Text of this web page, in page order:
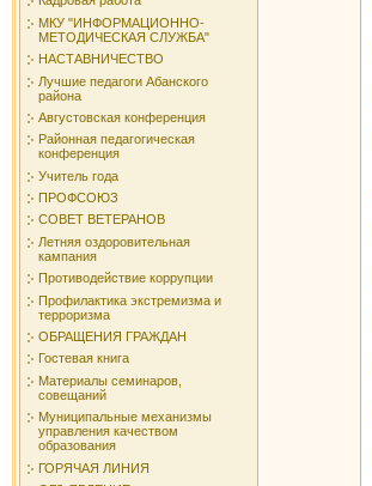
МКУ "ИНФОРМАЦИОННО-
МЕТОДИЧЕСКАЯ СЛУЖБА"
НАСТАВНИЧЕСТВО
Лучшие педагоги Абанского
района
Августовская конференция
Районная педагогическая
конференция
Учитель года
ПРОФСОЮЗ
СОВЕТ ВЕТЕРАНОВ
Летняя оздоровительная
кампания
Противодействие коррупции
Профилактика экстремизма и
терроризма
ОБРАЩЕНИЯ ГРАЖДАН
Гостевая книга
Материалы семинаров,
совещаний
Муниципальные механизмы
управления качеством
образования
ГОРЯЧАЯ ЛИНИЯ